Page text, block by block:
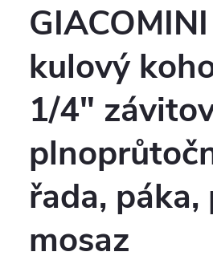
kulový
1/4"
řada, páka,
mosaz